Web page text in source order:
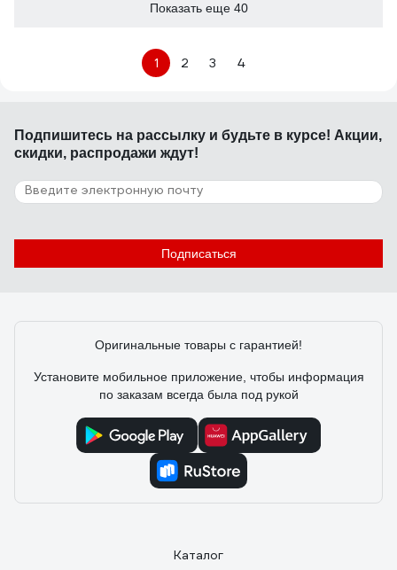
Показать еще 40
1 2 3 4
Подпишитесь на рассылку и будьте в курсе! Акции,
скидки, распродажи ждут!
Подписаться
Оригинальные товары с гарантией!
Установите мобильное приложение, чтобы информация
по заказам всегда была под рукой
Каталог